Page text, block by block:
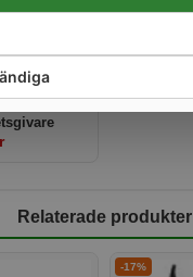
eller
Relaterade produkter
-17%